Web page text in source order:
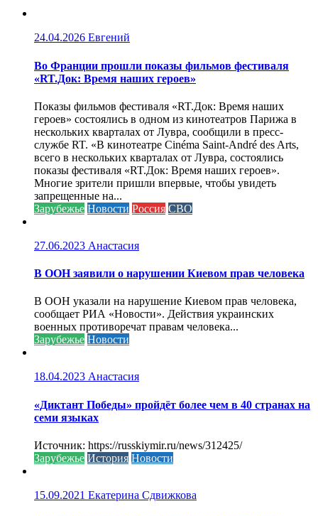
24.04.2026 Евгений
Во Франции прошли показы фильмов фестиваля
«RT.Док: Время наших героев»
Показы фильмов фестиваля «RT.Док: Время наших
героев» состоялись в одном из кинотеатров Парижа в
нескольких кварталах от Лувра, сообщили в пресс-
службе RT. «В кинотеатре Cinéma Saint-André des Arts,
всего в нескольких кварталах от Лувра, состоялись
показы фестиваля «RT.Док: Время наших героев».
Многие зрители пришли впервые, чтобы увидеть
запрещенные на...
Зарубежье Новости Россия СВО
27.06.2023 Анастасия
В ООН заявили о нарушении Киевом прав человека
В ООН указали на нарушение Киевом прав человека,
сообщает РИА «Новости». Действия украинских
военных противоречат правам человека...
Зарубежье Новости
18.04.2023 Анастасия
«Диктант Победы» пройдёт более чем в 40 странах на
семи языках
Источник: https://russkiymir.ru/news/312425/
Зарубежье История Новости
15.09.2021 Екатерина Сдвижкова